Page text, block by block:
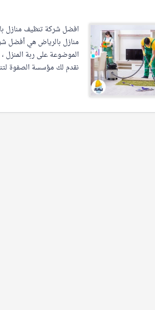
افضل شركة تنظيف منازل
منازل بالرياض هي أفضل
الموضوعة على ربة
نقدم لك مؤسسة الصفوة